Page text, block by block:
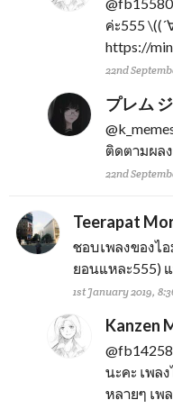
ค่ะ555
https://
22nd
プレム
ติดตามผล
22nd
Teerapat
ชอบเพลงของไ
ยอนแหละ555)
1st January 2019,
Kanzen
นะคะ เพล
หลายๆ เพ